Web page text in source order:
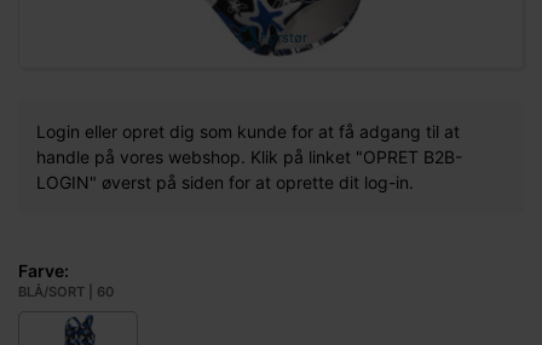
Forstør
Login eller opret dig som kunde for at få adgang til at
handle på vores webshop. Klik på linket "OPRET B2B-
LOGIN" øverst på siden for at oprette dit log-in.
Farve:
BLÅ/SORT | 60